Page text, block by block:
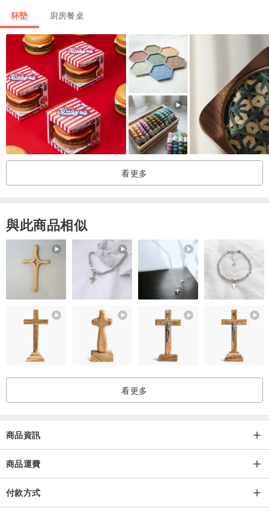
將獲得一個特殊的棉質環保袋！ ！！
地方墊子桌布廚房布斯堪的納維亞室內裝飾雜貨
流行麻布藝時尚可愛簡約英倫摩登簡約禮物背景畫設計咖啡廳餐飲家
居派對藍雪佛龍鋸齒衝浪
杯墊 廚房餐桌
看更多
與此商品相似
看更多
商品資訊
商品運費
付款方式